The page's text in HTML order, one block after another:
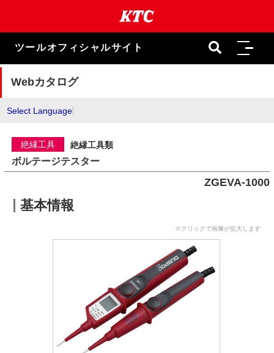
ま
キ
ツールオフィシャルサイト
Webカタログ
Select Language
絶縁工具 絶縁工具類
ボルテージテスター
ZGEVA-1000
基本情報
※クリックで画像が拡大します